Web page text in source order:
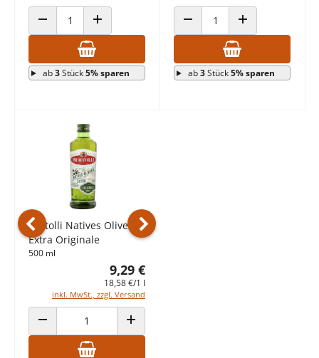
ANZAHL VERRINGERNANZAHL ERHÖHEN
ab3Stück5% sparen
ANZAHL VERRINGERNANZAHL ERHÖHEN
ab3Stück5% sparen
Bertolli Natives Olivenöl
Extra Originale
500 ml
9,29 €
18,58 €/1 l
inkl. MwSt., zzgl. Versand
ANZAHL VERRINGERN ANZAHL ERHÖHEN
Vorheriges Produkt Nächstes Produkt